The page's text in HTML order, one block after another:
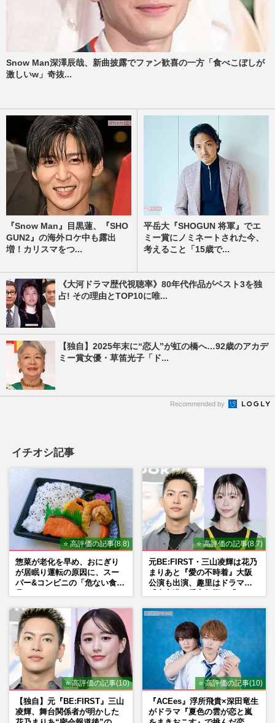
Snow Man深澤辰哉、新曲披露でファン歓喜の一方「食べこぼしが
激しいw」奇抜...
『Snow Man』目黒蓮、『SHO
GUN2』の海外ロケ中も露出
増！カリスマをつ...
平岳大『SHOGUN 将軍』でエ
ミー賞にノミネートされた今、
考えること「15歳で...
《大河ドラマ歴代視聴率》80年代作品がベスト3を独
占! その理由とTOP10に唯...
【独自】2025年末に“恋人”が虹の橋へ…92歳のアカデ
ミー賞女優・草笛光子「ド...
Recommended by
イチオシ記事
⭐ 高評価の記事(8.8)
惣菜が老化を早め、おにぎり
が居眠り運転の原因に、スー
パー&コンビニの「危ない食
⭐ 高評価の記事(8.7)
元BE:FIRST・三山凌輝は花乃
まりあと『愛の不時着』大阪
公演も出演、趣里はドラマ
⭐ 高評価の記事(10)
【独自】元『BE:FIRST』三山
凌輝、舞台関係者が明かした
⭐ 高評価の記事(10)
『ACEes』浮所飛貴×深田竜生
がドラマ『夏色の雲が恋と嵐